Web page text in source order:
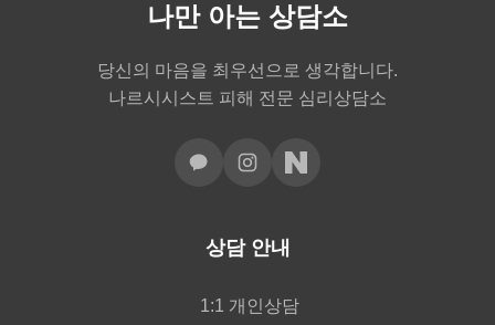
나만 아는 상담소
당신의 마음을 최우선으로 생각합니다.
나르시시스트 피해 전문 심리상담소
상담 안내
1:1 개인상담